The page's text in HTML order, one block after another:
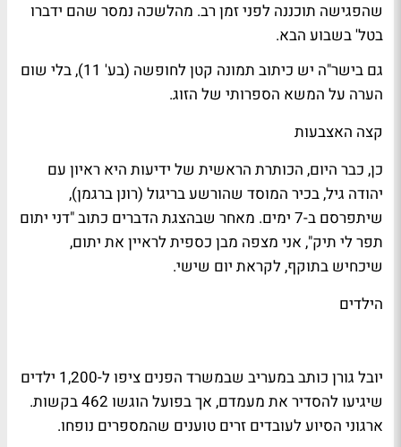
שהפגישה תוכננה לפני זמן רב. מהלשכה נמסר שהם ידברו
בטל' בשבוע הבא.
גם בישר"ה
יש כיתוב תמונה קטן לחופשה (בע' 11), בלי שום
הערה על המשא הספרותי של הזוג.
קצה האצבעות
כן, כבר היום, הכותרת הראשית של ידיעות היא ראיון עם
יהודה גיל, בכיר המוסד שהורשע בריגול (רונן ברגמן),
שיתפרסם ב-7 ימים . מאחר שבהצגת הדברים כתוב "דני יתום
תפר לי תיק", אני מצפה מבן כספיתלראיין את יתום,
שיכחיש בתוקף, לקראת יום שישי.
הילדים
יובל גורן כותב במעריב
שבמשרד הפנים ציפו ל-1,200 ילדים
שיגיעו להסדיר את מעמדם, אך בפועל הוגשו 462 בקשות.
ארגוני הסיוע לעובדים זרים טוענים שהמספרים נופחו.